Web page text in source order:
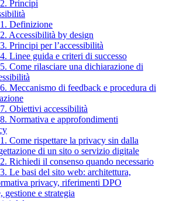
Principi
Definizione
Accessibilità by design
Principi per l’accessibilità
Linee guida e criteri di successo
Come rilasciare una dichiarazione di
Meccanismo di feedback e procedura di
Obiettivi accessibilità
Normativa e approfondimenti
Come rispettare la privacy sin dalla
di un sito o servizio digitale
Richiedi il consenso quando necessario
Le basi del sito web: architettura,
privacy, riferimenti DPO
gestione e strategia